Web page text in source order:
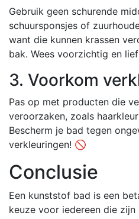
Gebruik geen schurende
schuursponsjes of
want die kunnen krassen
bak. Wees voorzichtig en
3. Voorkom
Pas op met producten die
veroorzaken, zoals
Bescherm je bad tegen
verkleuringen! 🚫
Conclusie
Een kunststof bad is een
keuze voor iedereen die